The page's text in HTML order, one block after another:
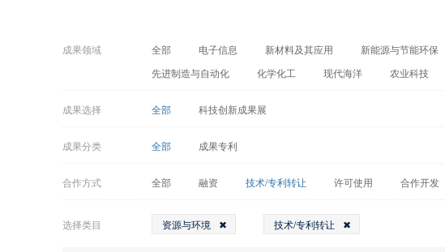
成果领域 全部 电子信息 新材料及其应用 新能源与节能环保
先进制造与自动化
化学化工 现代海洋 农业科技
成果选择 全部 科技创新成果展
成果分类 全部 成果专利
合作方式 全部 融资 技术/专利转让 许可使用 合作开发
选择类目 资源与环境 技术/专利转让